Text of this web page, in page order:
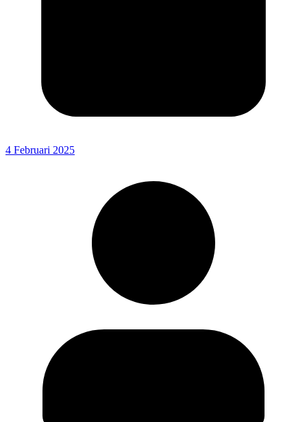
4 Februari 2025